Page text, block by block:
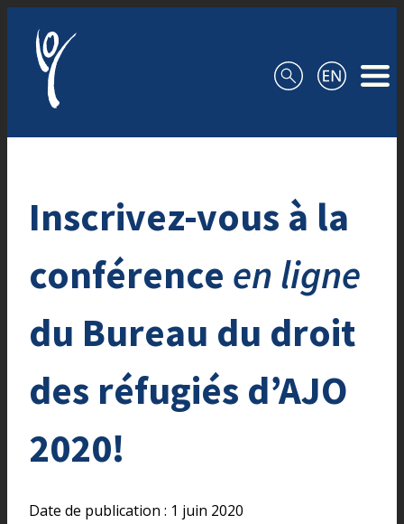
Inscrivez-vous à la
conférence en ligne
du Bureau du droit
des réfugiés d’AJO
2020!
Date de publication : 1 juin 2020